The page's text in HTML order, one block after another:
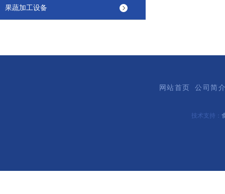
果蔬加工设备
网站首页 公司简
技术支持：